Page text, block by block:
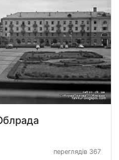
переглядів 367
💸
❤
widget